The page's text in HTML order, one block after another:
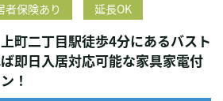
者保険あり 延長OK
町二丁目駅徒歩4分にあるバスト
即日入居対応可能な家具家電付
！